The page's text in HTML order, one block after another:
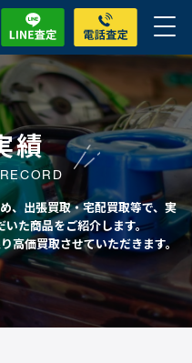
績
、出張買取・宅配買取等で、実
いた商品をご紹介します。
高価買取させていただきます。